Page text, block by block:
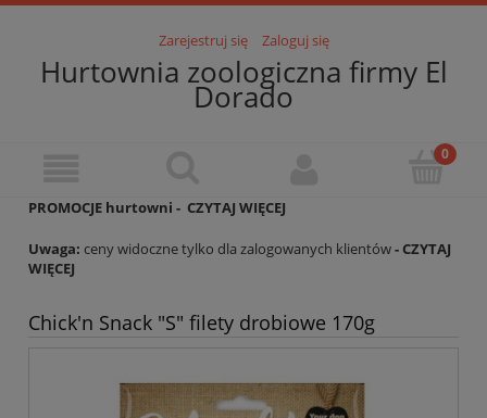
Zarejestruj się Zaloguj się
Hurtownia zoologiczna firmy El
Dorado
PROMOCJE hurtowni - CZYTAJ WIĘCEJ
Uwaga: ceny widoczne tylko dla zalogowanych klientów- CZYTAJ
WIĘCEJ
Chick'n Snack "S" filety drobiowe 170g